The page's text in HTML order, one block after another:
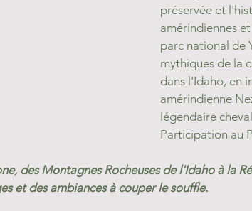
préservée et
amérindiennes
parc national de
mythiques de la
dans l'Idaho, en
amérindienne
légendaire
Participation au
des Montagnes Rocheuses de l'Idaho à la
et des ambiances à couper le souffle.